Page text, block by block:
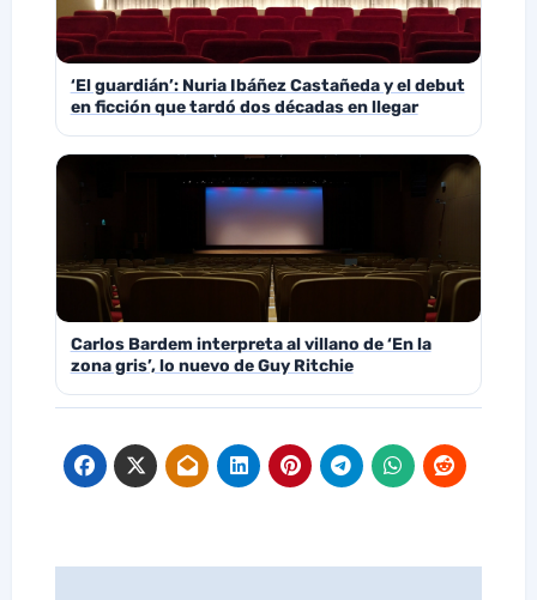
‘El guardián’: Nuria Ibáñez Castañeda y el debut
en ficción que tardó dos décadas en llegar
Carlos Bardem interpreta al villano de ‘En la
zona gris’, lo nuevo de Guy Ritchie